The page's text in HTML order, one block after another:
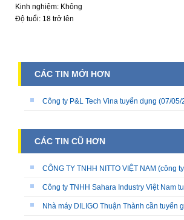
Kinh nghiệm: Không
Độ tuổi: 18 trở lên
CÁC TIN MỚI HƠN
Công ty P&L Tech Vina tuyển dụng (07/05/
CÁC TIN CŨ HƠN
CÔNG TY TNHH NITTO VIỆT NAM (công
Công ty TNHH Sahara Industry Việt Nam
Nhà máy DILIGO Thuận Thành cần tuyển